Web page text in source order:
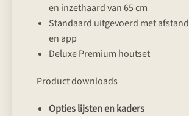
en inzethaard van 65 cm
Standaard uitgevoerd met
en app
Deluxe Premium houtset
Product downloads
Opties lijsten en kaders